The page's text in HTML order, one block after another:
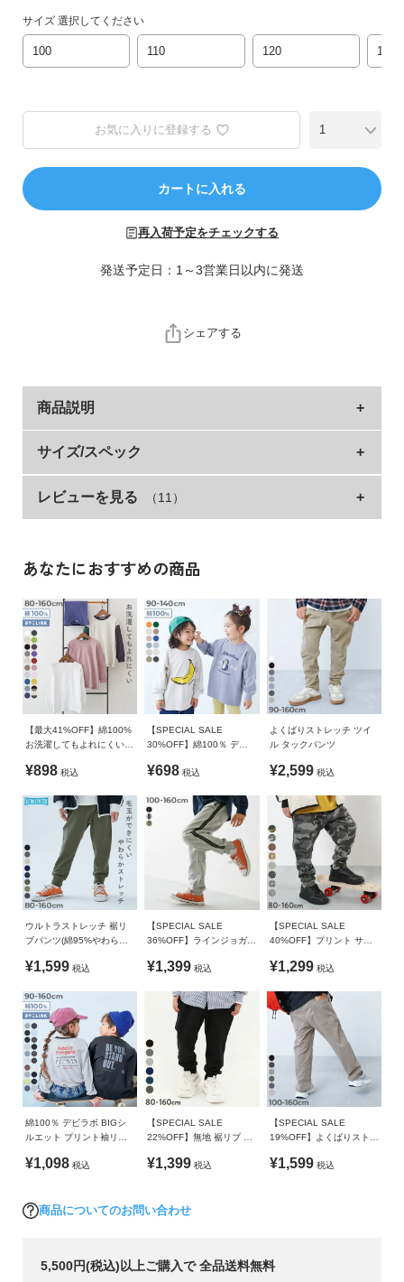
新
作
す
集
か
コ
ム
ド・
ヘ
ビ
ロ
ッ
ク
に
つ
て
お
い
物
ガ
イ
ド
よ
く
あ
る
ご
質
問
FOLLOW
サイズ 選択してください
100 110 120 130
お気に入りに登録する
カートに入れる
再入荷予定をチェックする
発送予定日：1～3営業日以内に発送
シェアする
商品説明
着こなしやすい『やわらか ストレッチ カーゴパンツ』
トレンドに左右されることのないベーシックなデザインのカー
ゴパンツ。
タイルにも合わせやすい万能アイテムです。
■素材
しっかりストレッチが効いた、柔らかな素材
動きにフィットするストレッチ素材を使用。
程よい厚みがあり、柔らかな素材なので、包み込まれるような
はき心地です。
伸縮性：あり
デザイン性のあるトップスを合わせるのがおすすめ。
程よくラフな印象のデイリーコーデが完成します。
サイズ/スペック
サイズ ウエスト
もも幅
130cm
52 76.5
25
140cm
54 82.5
26.5
150cm
88.4 63
28
94.4 68.1 30
»サイズガイド
素材・仕様
生産国
CHINA
備考
洗濯方法
洗濯機洗い可(弱い洗濯処理) / 漂白剤使用不可 / 乾燥機使用不
可 / 日陰つり干し
ご注意事項
・乾燥機のご使用はお避けください。
・摩擦や水、汗などで色が移ることがあります。ご注意くだ
さい。
・平置きにて採寸しているため、サイズや形に多少の誤差が
生じる場合があります。あらかじめご了承ください。
・生産時期により、多少色味が異なる場合がございますが、
素材・サイズ等の品質に違いはございません。
・ご使用のパソコンやブラウザの環境により、実際の色とは
レビューを見る （11）
あなたにおすすめの商品
【最大41%OFF】綿100%
お洗濯してもよれにくい
リブ 長袖Tシャツ
¥898 税込
【SPECIAL SALE
30%OFF】綿100％ デビ
ント袖リブ 長袖Ｔシャツ
¥698 税込
よくばりストレッチ ツイ
ル タックパンツ
¥2,599 税込
ウルトラストレッチ 裾リ
ブパンツ(綿95%やわらか
¥1,599 税込
【SPECIAL SALE
36%OFF】ラインジョガー
¥1,399 税込
【SPECIAL SALE
40%OFF】プリント サル
¥1,299 税込
綿100％ デビラボ BIGシ
ルエット プリント袖リブ
¥1,098 税込
【SPECIAL SALE
22%OFF】無地 裾リブ ス
¥1,399 税込
【SPECIAL SALE
19%OFF】よくばりストレ
トパンツ
¥1,599 税込
商品についてのお問い合わせ
5,500円(税込)以上ご購入で 全品送料無料